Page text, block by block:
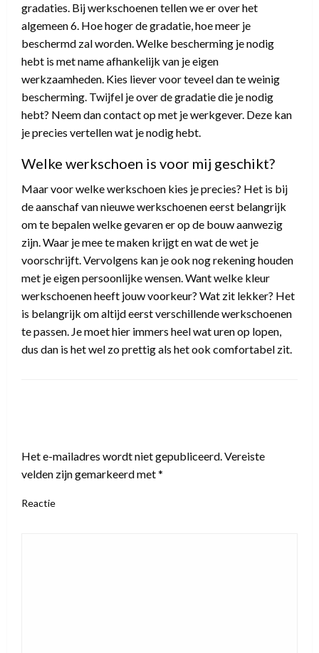
gradaties. Bij werkschoenen tellen we er over het
algemeen 6. Hoe hoger de gradatie, hoe meer je
beschermd zal worden. Welke bescherming je nodig
hebt is met name afhankelijk van je eigen
werkzaamheden. Kies liever voor teveel dan te weinig
bescherming. Twijfel je over de gradatie die je nodig
hebt? Neem dan contact op met je werkgever. Deze kan
je precies vertellen wat je nodig hebt.
Welke werkschoen is voor mij geschikt?
Maar voor welke werkschoen kies je precies? Het is bij
de aanschaf van nieuwe werkschoenen eerst belangrijk
om te bepalen welke gevaren er op de bouw aanwezig
zijn. Waar je mee te maken krijgt en wat de wet je
voorschrijft. Vervolgens kan je ook nog rekening houden
met je eigen persoonlijke wensen. Want welke kleur
werkschoenen heeft jouw voorkeur? Wat zit lekker? Het
is belangrijk om altijd eerst verschillende werkschoenen
te passen. Je moet hier immers heel wat uren op lopen,
dus dan is het wel zo prettig als het ook comfortabel zit.
Het e-mailadres wordt niet gepubliceerd.Vereiste
velden zijn gemarkeerd met*
Reactie